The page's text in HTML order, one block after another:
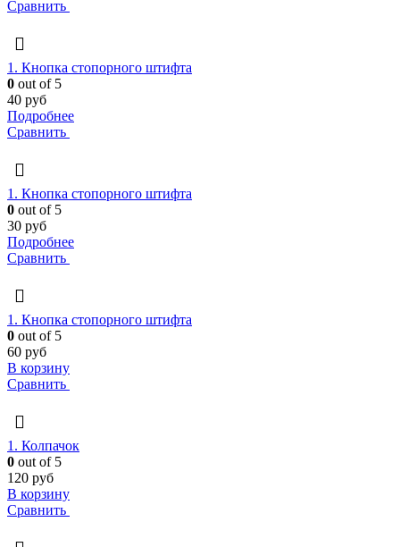
Сравнить
1. Кнопка стопорного штифта
0 out of 5
40 руб
Подробнее
Сравнить
1. Кнопка стопорного штифта
0 out of 5
30 руб
Подробнее
Сравнить
1. Кнопка стопорного штифта
0 out of 5
60 руб
В корзину
Сравнить
1. Колпачок
0 out of 5
120 руб
В корзину
Сравнить